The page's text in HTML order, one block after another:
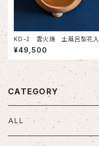
KD-2 雲火焼 土風呂型花入
¥49,500
CATEGORY
ＡＬＬ